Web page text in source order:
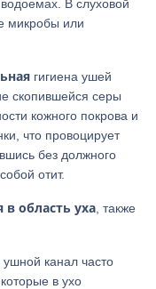
В слуховой
микробы или
гигиена ушей
скопившейся серы
кожного покрова и
что провоцирует
без должного
отит.
область уха , также
ушной канал часто
в ухо